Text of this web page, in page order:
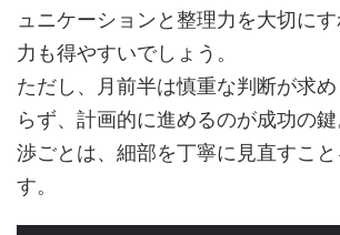
ュニケーションと整理力を大切に
力も得やすいでしょう。
ただし、月前半は慎重な判断が求
らず、計画的に進めるのが成功の
渉ごとは、細部を丁寧に見直すこ
す。